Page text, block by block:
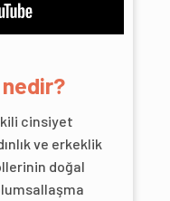
cinsiyet
ve erkeklik
doğal